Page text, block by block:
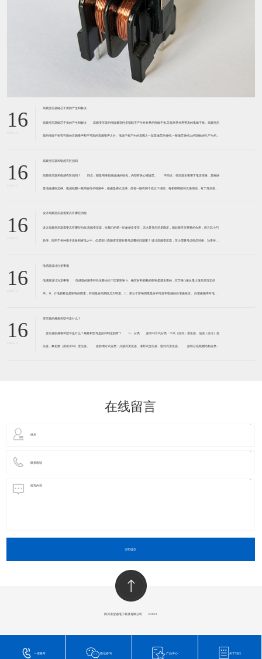
16
高频变压器磁芯干扰的产生和解决
高频变压器磁芯干扰的产生和解决 高频变压器的电磁兼容性是指既不产生对外界的电磁干扰,又能承受外界带来的电磁干扰。高频变压
器的电磁干扰有可闻的音频噪声和不可闻的高频噪声之分。电磁干扰产生的原因之一就是磁芯的伸缩,一般磁芯伸缩大的软磁材料,产生的电
16
高频变压器和电感有区别吗
高频变压器和电感有区别吗？ 同点：都是用漆包线缠成的线包，内部有铁心或磁芯。 不同点：变压器主要用于电压变换，其根据
是电磁感应定律。电感线圈一般用在电子线路中，根据是楞次定律。前者一般有两个或三个绕组，有初级绕组和次级绕组，对于升压变压
16
设计高频变压器需要具有哪些功能
设计高频变压器需要具有哪些功能 高频变压器，给我们的第一印象便是变压，无论是升压还是降压，都起着至关重要的作用，而且其小巧
轻便，应用于各种电子设备和家电之中，但是设计高频变压器时要考虑哪些问题呢？ 设计高频变压器，至少需要考虑电压转换、功率传输
16
电感器设计注意事项
电感器设计注意事项 电感器的频率特性主要由三个因素影响 A、磁芯材料损耗的影响是最主要的，它导致Q值从最大值后呈现负斜
率。 B、介电损耗也是影响的因素，特别是在高频段尤为明显。 C、第三个影响因素是分布电容和电感的自谐振效应。 自谐振频率对电感
16
变压器的规格和型号是什么？
变压器的规格和型号是什么？规格和型号是如何制定的呀？ 一、分类 按冷却方式分类：干式（自冷）变压器、油浸（自冷）变
压器、氟化物（蒸发冷却）变压器。 按防潮方式分类：开放式变压器、灌封式变压器、密封式变压器。 按铁芯或线圈结构分类：
在线留言
立即提交
四川省玺诚电子科技有限公司 ​©2023
一键拨号 微信咨询 产品中心 关于我们